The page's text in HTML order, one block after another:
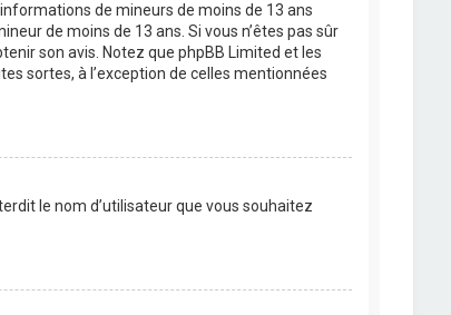
de mineurs de moins de 13 ans
de moins de 13 ans. Si vous n’êtes pas sûr
son avis. Notez que phpBB Limited et les
sortes, à l’exception de celles mentionnées
le nom d’utilisateur que vous souhaitez